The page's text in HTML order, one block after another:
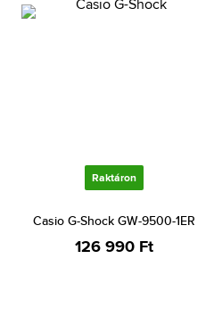
Raktáron
Casio G-Shock GW-9500-1ER
126 990 Ft